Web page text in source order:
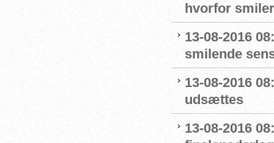
hvorfor
13-08-2016
smilende
13-08-2016
udsættes
13-08-2016